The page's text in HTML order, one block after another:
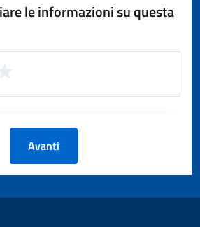
le informazioni su questa
Avanti